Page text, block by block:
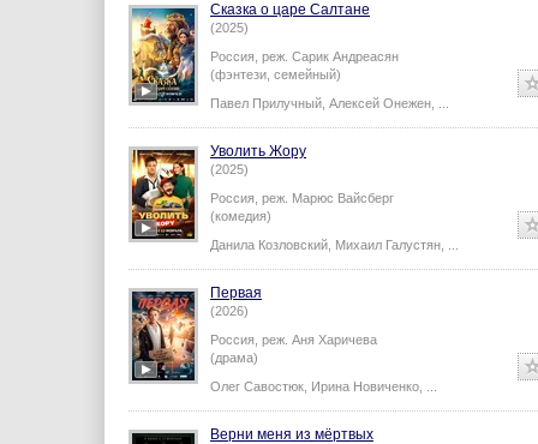
Сказка о царе Салтане
(2025)
Россия, реж. Сарик Андреасян
(фэнтези, семейный)
Павел Прилучный Алексей Онежен
Уволить Жору
(2025)
Россия, реж. Марюс Вайсберг
(комедия)
Данила Козловский Михаил Галустян
Первая
(2026)
Россия, реж. Аня Харичева
(драма)
Олег Савостюк Ирина Новиченко
Верни меня из мёртвых